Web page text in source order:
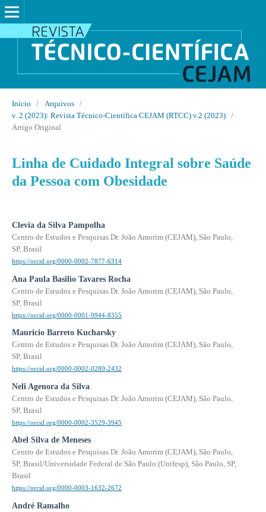
Início / Arquivos
/
v. 2 (2023): Revista Técnico-Científica CEJAM (RTCC) v.2 (2023)
/
Artigo Original
Linha de Cuidado Integral sobre Saúde
da Pessoa com Obesidade
Clevia da Silva Pampolha
Centro de Estudos e Pesquisas Dr. João Amorim (CEJAM), São Paulo,
SP, Brasil
https://orcid.org/0000-0002-7877-6314
Ana Paula Basilio Tavares Rocha
Centro de Estudos e Pesquisas Dr. João Amorim (CEJAM), São Paulo,
SP, Brasil
https://orcid.org/0000-0001-9944-8355
Mauricio Barreto Kucharsky
Centro de Estudos e Pesquisas Dr. João Amorim (CEJAM), São Paulo,
SP, Brasil
https://orcid.org/0000-0002-0280-2432
Neli Agenora da Silva
Centro de Estudos e Pesquisas Dr. João Amorim (CEJAM), São Paulo,
SP, Brasil
https://orcid.org/0000-0002-3529-3945
Abel Silva de Meneses
Centro de Estudos e Pesquisas Dr. João Amorim (CEJAM), São Paulo,
SP, Brasil/Universidade Federal de São Paulo (Unifesp), São Paulo, SP,
Brasil
https://orcid.org/0000-0003-1632-2672
André Ramalho